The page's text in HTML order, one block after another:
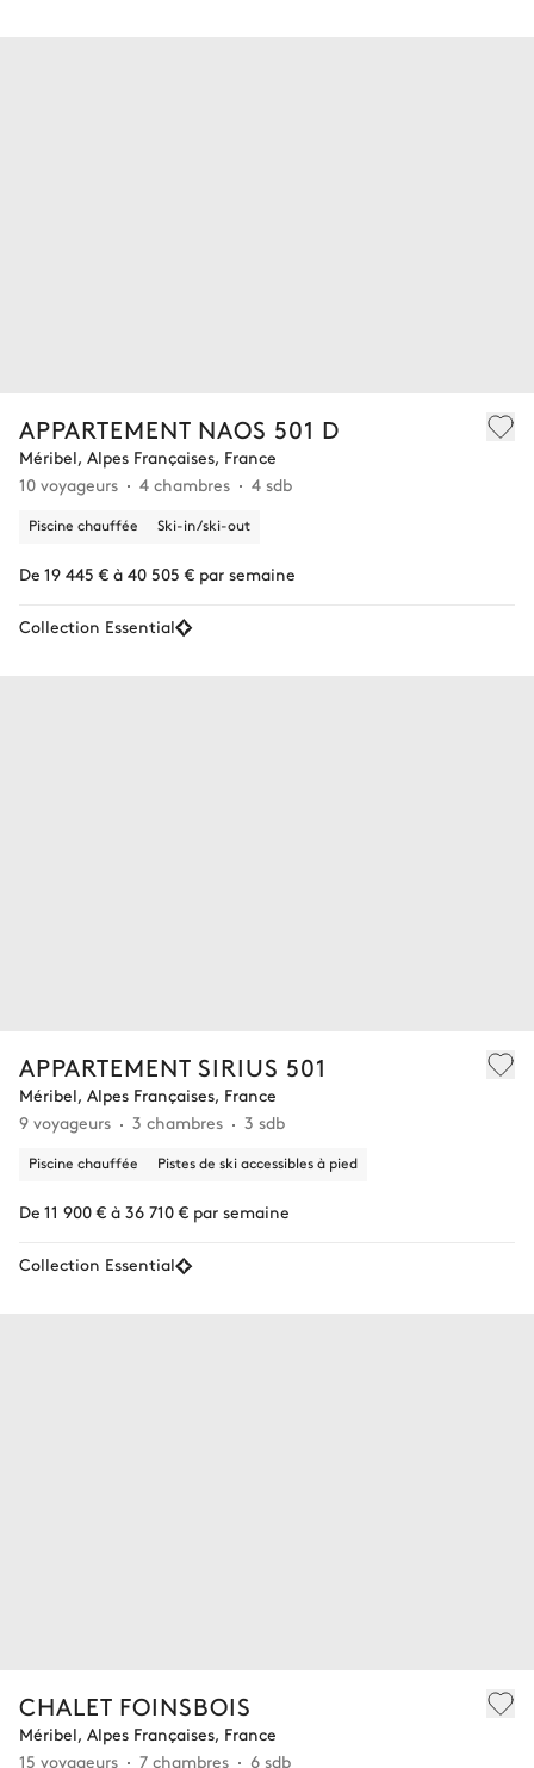
APPARTEMENT NAOS 501 D
Méribel, Alpes Françaises, France
10 voyageurs
4 chambres 4 sdb
Piscine chauffée Ski-in/ski-out
De 19 445 € à 40 505 € par semaine
Collection Essential
APPARTEMENT SIRIUS 501
Méribel, Alpes Françaises, France
9 voyageurs
3 chambres 3 sdb
Piscine chauffée Pistes de ski accessibles à pied
De 11 900 € à 36 710 € par semaine
Collection Essential
CHALET FOINSBOIS
Méribel, Alpes Françaises, France
15 voyageurs
7 chambres 6 sdb